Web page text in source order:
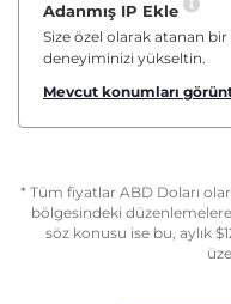
Adanmış IP Ekle
Size özel olarak atanan
deneyiminizi yükseltin.
Mevcut konumları
* Tüm fiyatlar ABD Doları
bölgesindeki
söz konusu ise bu, aylık $